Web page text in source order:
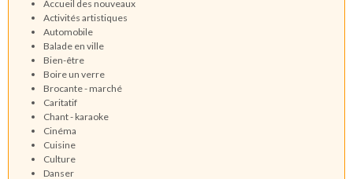
Accueil des nouveaux
Activités artistiques
Automobile
Balade en ville
Bien-être
Boire un verre
Brocante - marché
Caritatif
Chant - karaoke
Cinéma
Cuisine
Culture
Danser